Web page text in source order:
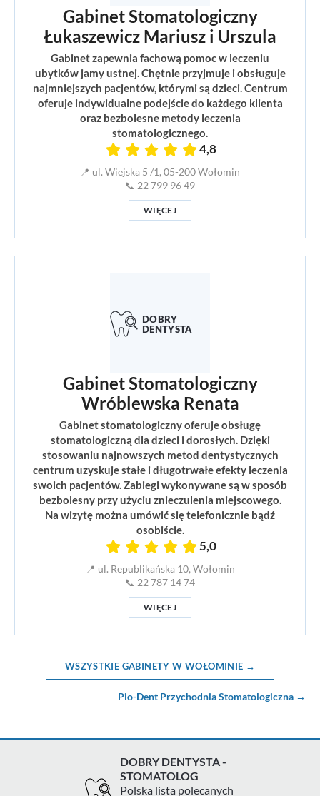
Gabinet Stomatologiczny
Łukaszewicz Mariusz i Urszula
Gabinet zapewnia fachową pomoc w leczeniu
ubytków jamy ustnej. Chętnie przyjmuje i obsługuje
najmniejszych pacjentów, którymi są dzieci. Centrum
oferuje indywidualne podejście do każdego klienta
oraz bezbolesne metody leczenia
stomatologicznego.
4,8
📍 ul. Wiejska 5 /1, 05-200 Wołomin
📞 22 799 96 49
WIĘCEJ
Gabinet Stomatologiczny
Wróblewska Renata
Gabinet stomatologiczny oferuje obsługę
stomatologiczną dla dzieci i dorosłych. Dzięki
stosowaniu najnowszych metod dentystycznych
centrum uzyskuje stałe i długotrwałe efekty leczenia
swoich pacjentów. Zabiegi wykonywane są w sposób
bezbolesny przy użyciu znieczulenia miejscowego.
Na wizytę można umówić się telefonicznie bądź
osobiście.
5,0
📍 ul. Republikańska 10, Wołomin
📞 22 787 14 74
WIĘCEJ
WSZYSTKIE GABINETY W WOŁOMINIE →
Pio-Dent Przychodnia Stomatologiczna →
DOBRY DENTYSTA -
STOMATOLOG
Polska lista polecanych